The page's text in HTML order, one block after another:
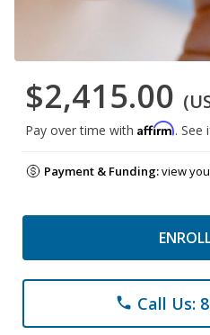
$2,415.00
Pay over time with Affirm. See
Payment & Funding:view
phone Call Us: